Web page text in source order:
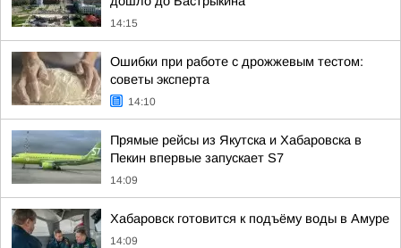
14:15
Ошибки при работе с дрожжевым тестом:
советы эксперта
14:10
Прямые рейсы из Якутска и Хабаровска в
Пекин впервые запускает S7
14:09
Хабаровск готовится к подъёму воды в Амуре
14:09